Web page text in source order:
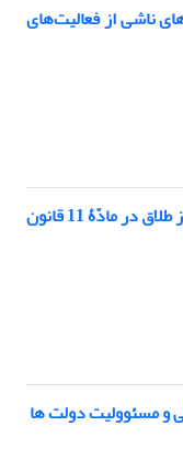
ناشی از فعالیت‌های
تحلیل فقهی - حقوقی پرداخت مقرّری پس از طلاق در مادّۀ 11 قانون
و مسئوولیت دولت ها